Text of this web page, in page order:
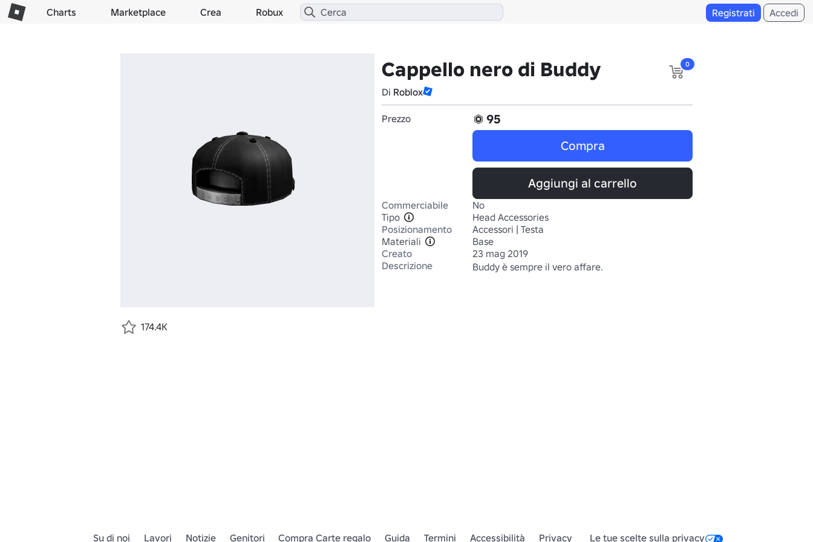
Charts Marketplace Crea Robux Registrati Accedi
Cappello nero di Buddy
Di Roblox
0
Prezzo
95
Compra
Aggiungi al carrello
Commerciabile
No
Tipo
Head Accessories
Posizionamento
Accessori | Testa
Materiali
Base
Creato
23 mag 2019
Descrizione
Buddy è sempre il vero affare.
174.4K
Su di noi Lavori Notizie Genitori Compra Carte regalo Guida Termini Accessibilità Privacy Le tue scelte sulla privacy